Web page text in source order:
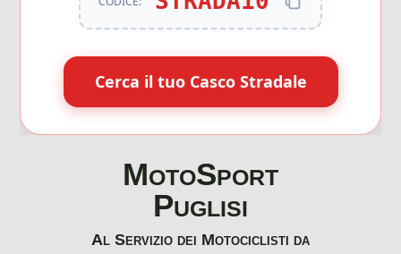
Cerca il tuo Casco Stradale
MotoSport
Puglisi
Al Servizio dei Motociclisti da